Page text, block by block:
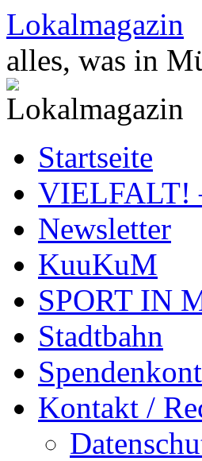
Zum
Inhalt
springen
Lokalmagazin
alles, was in
Startseite
VIELFALT!
Newsletter
KuuKuM
SPORT IN
Stadtbahn
Kontakt /